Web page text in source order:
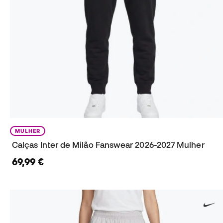
MULHER
Calças Inter de Milão Fanswear 2026-2027 Mulher
69,99 €